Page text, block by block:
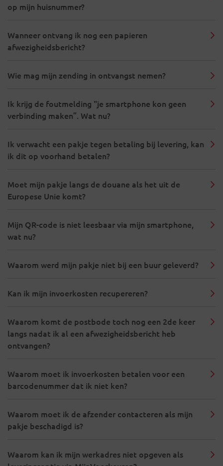
op mijn huisnummer?
Wanneer ontvang ik nog een papieren
afwezigheidsbericht?
Wie mag mijn zending in ontvangst nemen?
Ik krijg de foutmelding "je smartphone kon geen
verbinding maken”. Wat nu?
Ik verwacht een pakje tegen betaling bij levering, kan
ik dit op voorhand betalen?
Moet mijn pakje langs de douane als het uit de
Europese Unie komt?
Mijn QR-code is niet leesbaar via mijn smartphone,
wat nu?
Waarom werd mijn pakje niet bij een buur geleverd?
Kan ik mijn invoerkosten recupereren?
Waarom komt de postbode toch nog een 2de keer
langs nadat ik al een afwezigheidsbericht heb
ontvangen?
Waarom moet ik invoerkosten betalen voor een
barcodenummer dat ik niet ken?
Waarom moet ik de afzender contacteren als mijn
pakje beschadigd is?
Waarom kan ik mijn werkadres niet opgeven als